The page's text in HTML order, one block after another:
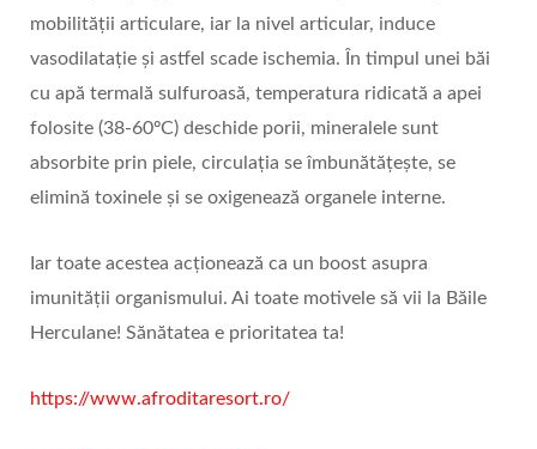
mobilității articulare, iar la nivel articular, induce
vasodilatație și astfel scade ischemia. În timpul unei băi
cu apă termală sulfuroasă, temperatura ridicată a apei
folosite (38-60ºC) deschide porii, mineralele sunt
absorbite prin piele, circulația se îmbunătățește, se
elimină toxinele și se oxigenează organele interne.
Iar toate acestea acționează ca un boost asupra
imunității organismului. Ai toate motivele să vii la Băile
Herculane! Sănătatea e prioritatea ta!
https://www.afroditaresort.ro/